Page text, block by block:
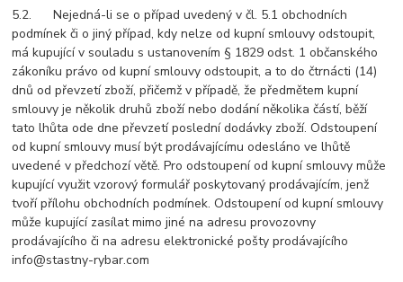
5.2. Nejedná-li se o případ uvedený v čl. 5.1 obchodních
podmínek či o jiný případ, kdy nelze od kupní smlouvy odstoupit,
má kupující v souladu s ustanovením § 1829 odst. 1 občanského
zákoníku právo od kupní smlouvy odstoupit, a to do čtrnácti (14)
dnů od převzetí zboží, přičemž v případě, že předmětem kupní
smlouvy je několik druhů zboží nebo dodání několika částí, běží
tato lhůta ode dne převzetí poslední dodávky zboží. Odstoupení
od kupní smlouvy musí být prodávajícímu odesláno ve lhůtě
uvedené v předchozí větě. Pro odstoupení od kupní smlouvy může
kupující využit vzorový formulář poskytovaný prodávajícím, jenž
tvoří přílohu obchodních podmínek. Odstoupení od kupní smlouvy
může kupující zasílat mimo jiné na adresu provozovny
prodávajícího či na adresu elektronické pošty prodávajícího
info@stastny-rybar.com